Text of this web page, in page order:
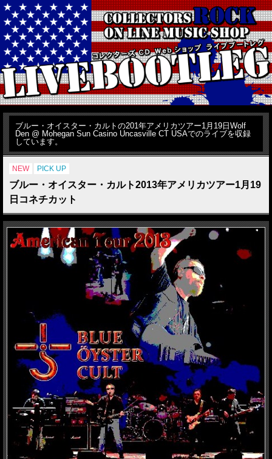
ブルー・オイスター・カルトの201年アメリカツアー1月19日Wolf
Den @ Mohegan Sun Casino Uncasville CT USAでのライブを収録
しています。
NEW PICK UP
ブルー・オイスター・カルト2013年アメリカツアー1月19
日コネチカット